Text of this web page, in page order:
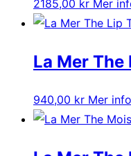
2185,00 kr Mer
La Mer The
940,00 kr Mer